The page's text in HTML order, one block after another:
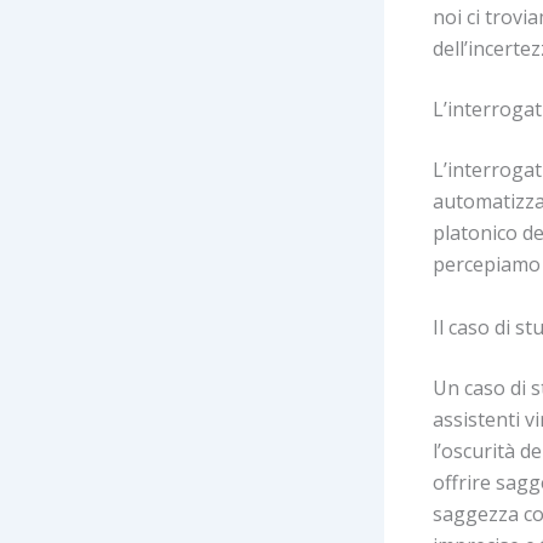
noi ci
platonico
Il caso di
Un caso di
assistenti
l’oscurità
offrire
saggezza